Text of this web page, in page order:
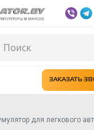
ЗАКАЗАТЬ
для легкового